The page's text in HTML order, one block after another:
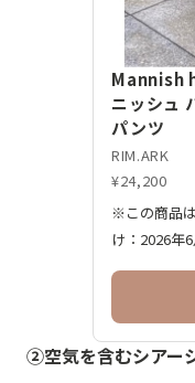
Mannish
ニッシュ
パンツ
RIM.ARK
¥24,200
※この商品
け：2026年6
②空気を含むシアー